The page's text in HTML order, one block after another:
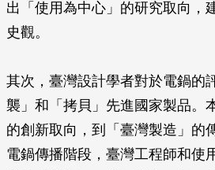
出「使用為中心」的研究取向，
史觀。
其次，臺灣設計學者對於電鍋的
襲」和「拷貝」先進國家製品。
的創新取向，到「臺灣製造」的
電鍋傳播階段，臺灣工程師和使